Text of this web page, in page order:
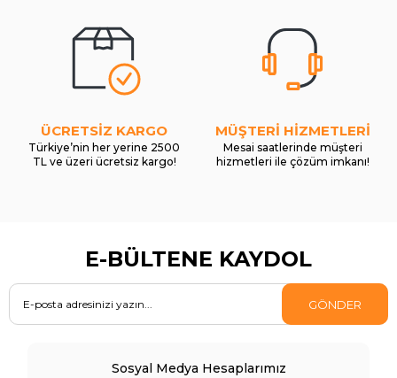
ÜCRETSİZ KARGO
Türkiye’nin her yerine 2500
TL ve üzeri ücretsiz kargo!
MÜŞTERİ HİZMETLERİ
Mesai saatlerinde müşteri
hizmetleri ile çözüm imkanı!
E-BÜLTENE KAYDOL
GÖNDER
Sosyal Medya Hesaplarımız